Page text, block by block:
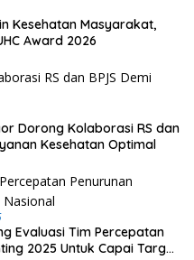
Kesehatan Masyarakat,
Award 2026
Dorong Kolaborasi RS dan
Kesehatan Optimal
Evaluasi Tim Percepatan
2025 Untuk Capai Target